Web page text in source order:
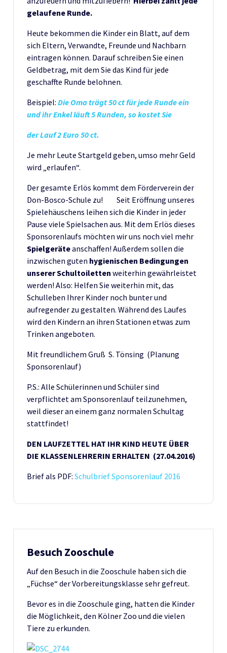
gelaufene Runde.
Heute bekommen die Kinder ein Blatt, auf dem
sich Eltern, Verwandte, Freunde und Nachbarn
eintragen können. Darauf schreiben Sie einen
Geldbetrag, mit dem Sie das Kind für jede
geschaffte Runde belohnen.
Beispiel: Die Oma trägt 50 ct für jede Runde ein
und ihr Enkel läuft 5 Runden, so kostet Sie
der Lauf 2 Euro 50 ct.
Je mehr Leute Startgeld geben, umso mehr Geld
wird „erlaufen“.
Der gesamte Erlös kommt dem Förderverein der
Don-Bosco-Schule zu! Seit Eröffnung unseres
Spielehäuschens leihen sich die Kinder in jeder
Pause viele Spielsachen aus. Mit dem Erlös dieses
Sponsorenlaufs möchten wir uns noch viel mehr
Spielgeräteanschaffen! Außerdem sollen die
inzwischen guten hygienischen Bedingungen
unserer Schultoiletten weiterhin gewährleistet
werden! Also: Helfen Sie weiterhin mit, das
Schulleben Ihrer Kinder noch bunter und
aufregender zu gestalten. Während des Laufes
wird den Kindern an ihren Stationen etwas zum
Trinken angeboten.
Mit freundlichem Gruß S. Tönsing (Planung
Sponsorenlauf)
P.S.: Alle Schülerinnen und Schüler sind
verpflichtet am Sponsorenlauf teilzunehmen,
weil dieser an einem ganz normalen Schultag
stattfindet!
DEN LAUFZETTEL HAT IHR KIND HEUTE ÜBER
DIE KLASSENLEHRERIN ERHALTEN (27.04.2016)
Brief als PDF: Schulbrief Sponsorenlauf 2016
Besuch Zooschule
Auf den Besuch in die Zooschule haben sich die
„Füchse“ der Vorbereitungsklasse sehr gefreut.
Bevor es in die Zooschule ging, hatten die Kinder
die Möglichkeit, den Kölner Zoo und die vielen
Tiere zu erkunden.